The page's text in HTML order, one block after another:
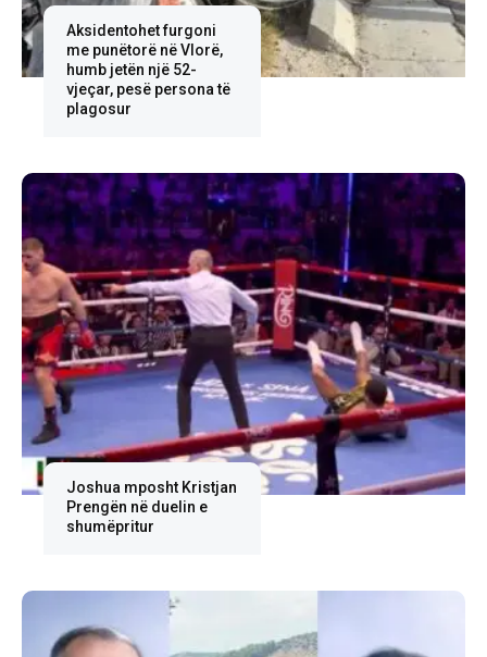
Aksidentohet furgoni
me punëtorë në Vlorë,
humb jetën një 52-
vjeçar, pesë persona të
plagosur
Joshua mposht Kristjan
Prengën në duelin e
shumëpritur